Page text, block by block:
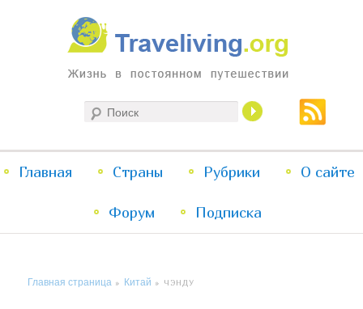
Traveliving
Жизнь в постоянном путешествии
меню
Перейти
к
Перейти
к
Главная Страны Рубрики О сайте
Форум Подписка
Главная страница » Китай » ЧЭНДУ